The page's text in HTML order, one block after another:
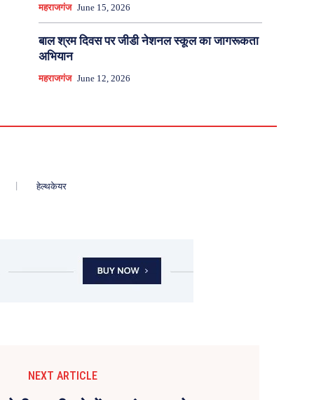
महराजगंज June 15, 2026
बाल श्रम दिवस पर जीडी नेशनल स्कूल का जागरूकता
अभियान
महराजगंज June 12, 2026
हेल्थकेयर
NEXT ARTICLE